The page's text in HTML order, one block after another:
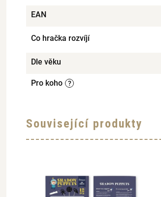
EAN
Co hračka rozvíjí
Dle věku
?
Pro koho
Související produkty